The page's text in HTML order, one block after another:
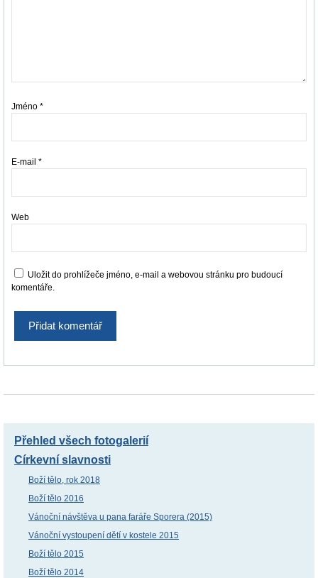
Jméno *
E-mail *
Web
Uložit do prohlížeče jméno, e-mail a webovou stránku pro budoucí
komentáře.
Přehled všech fotogalerií
Církevní slavnosti
Boží tělo, rok 2018
Boží tělo 2016
Vánoční návštěva u pana faráře Sporera (2015)
Vánoční vystoupení dětí v kostele 2015
Boží tělo 2015
Boží tělo 2014